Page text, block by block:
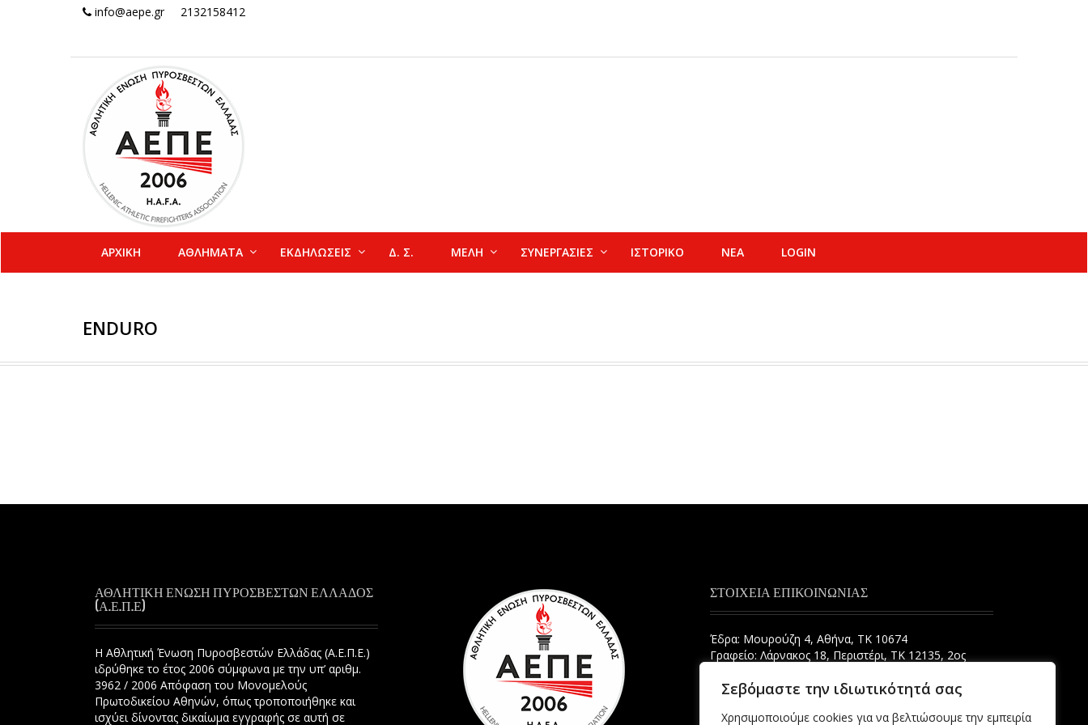
Σεβόμαστε την ιδιωτικότητά σας
Χρησιμοποιούμε cookies για να βελτιώσουμε την εμπειρία
info@aepe.gr 2132158412
ΑΡΧΙΚΗ ΑΘΛΗΜΑΤΑ ΕΚΔΗΛΩΣΕΙΣ Δ. Σ. ΜΕΛΗ ΣΥΝΕΡΓΑΣΙΕΣ ΙΣΤΟΡΙΚΟ ΝΕΑ LOGIN
ENDURO
ΑΘΛΗΤΙΚΗ ΕΝΩΣΗ ΠΥΡΟΣΒΕΣΤΩΝ ΕΛΛΑΔΟΣ
(Α.Ε.Π.Ε)
Η Αθλητική Ένωση Πυροσβεστών Ελλάδας (Α.Ε.Π.Ε.)
ιδρύθηκε το έτος 2006 σύμφωνα με την υπ’ αριθμ.
3962 / 2006 Απόφαση του Μονομελούς
Πρωτοδικείου Αθηνών, όπως τροποποιήθηκε και
ισχύει δίνοντας δικαίωμα εγγραφής σε αυτή σε
ΣΤΟΙΧΕΙΑ ΕΠΙΚΟΙΝΩΝΙΑΣ
Έδρα: Μουρούζη 4, Αθήνα, ΤΚ 10674
Γραφείο: Λάρνακος 18, Περιστέρι, ΤΚ 12135, 2ος
info@aepe.gr